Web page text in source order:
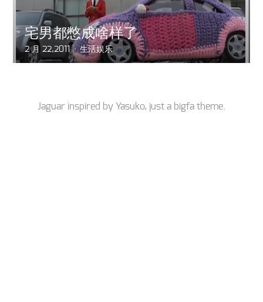
宅男都憋成啥样了
2 月 22,2011 生活娱乐
Jaguar inspired by Yasuko, just a bigfa theme.